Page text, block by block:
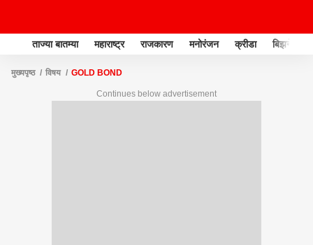
ताज्या बातम्या महाराष्ट्र राजकारण मनोरंजन क्रीडा बिझनेस
मुख्यपृष्ठ विषय GOLD BOND
Continues below advertisement